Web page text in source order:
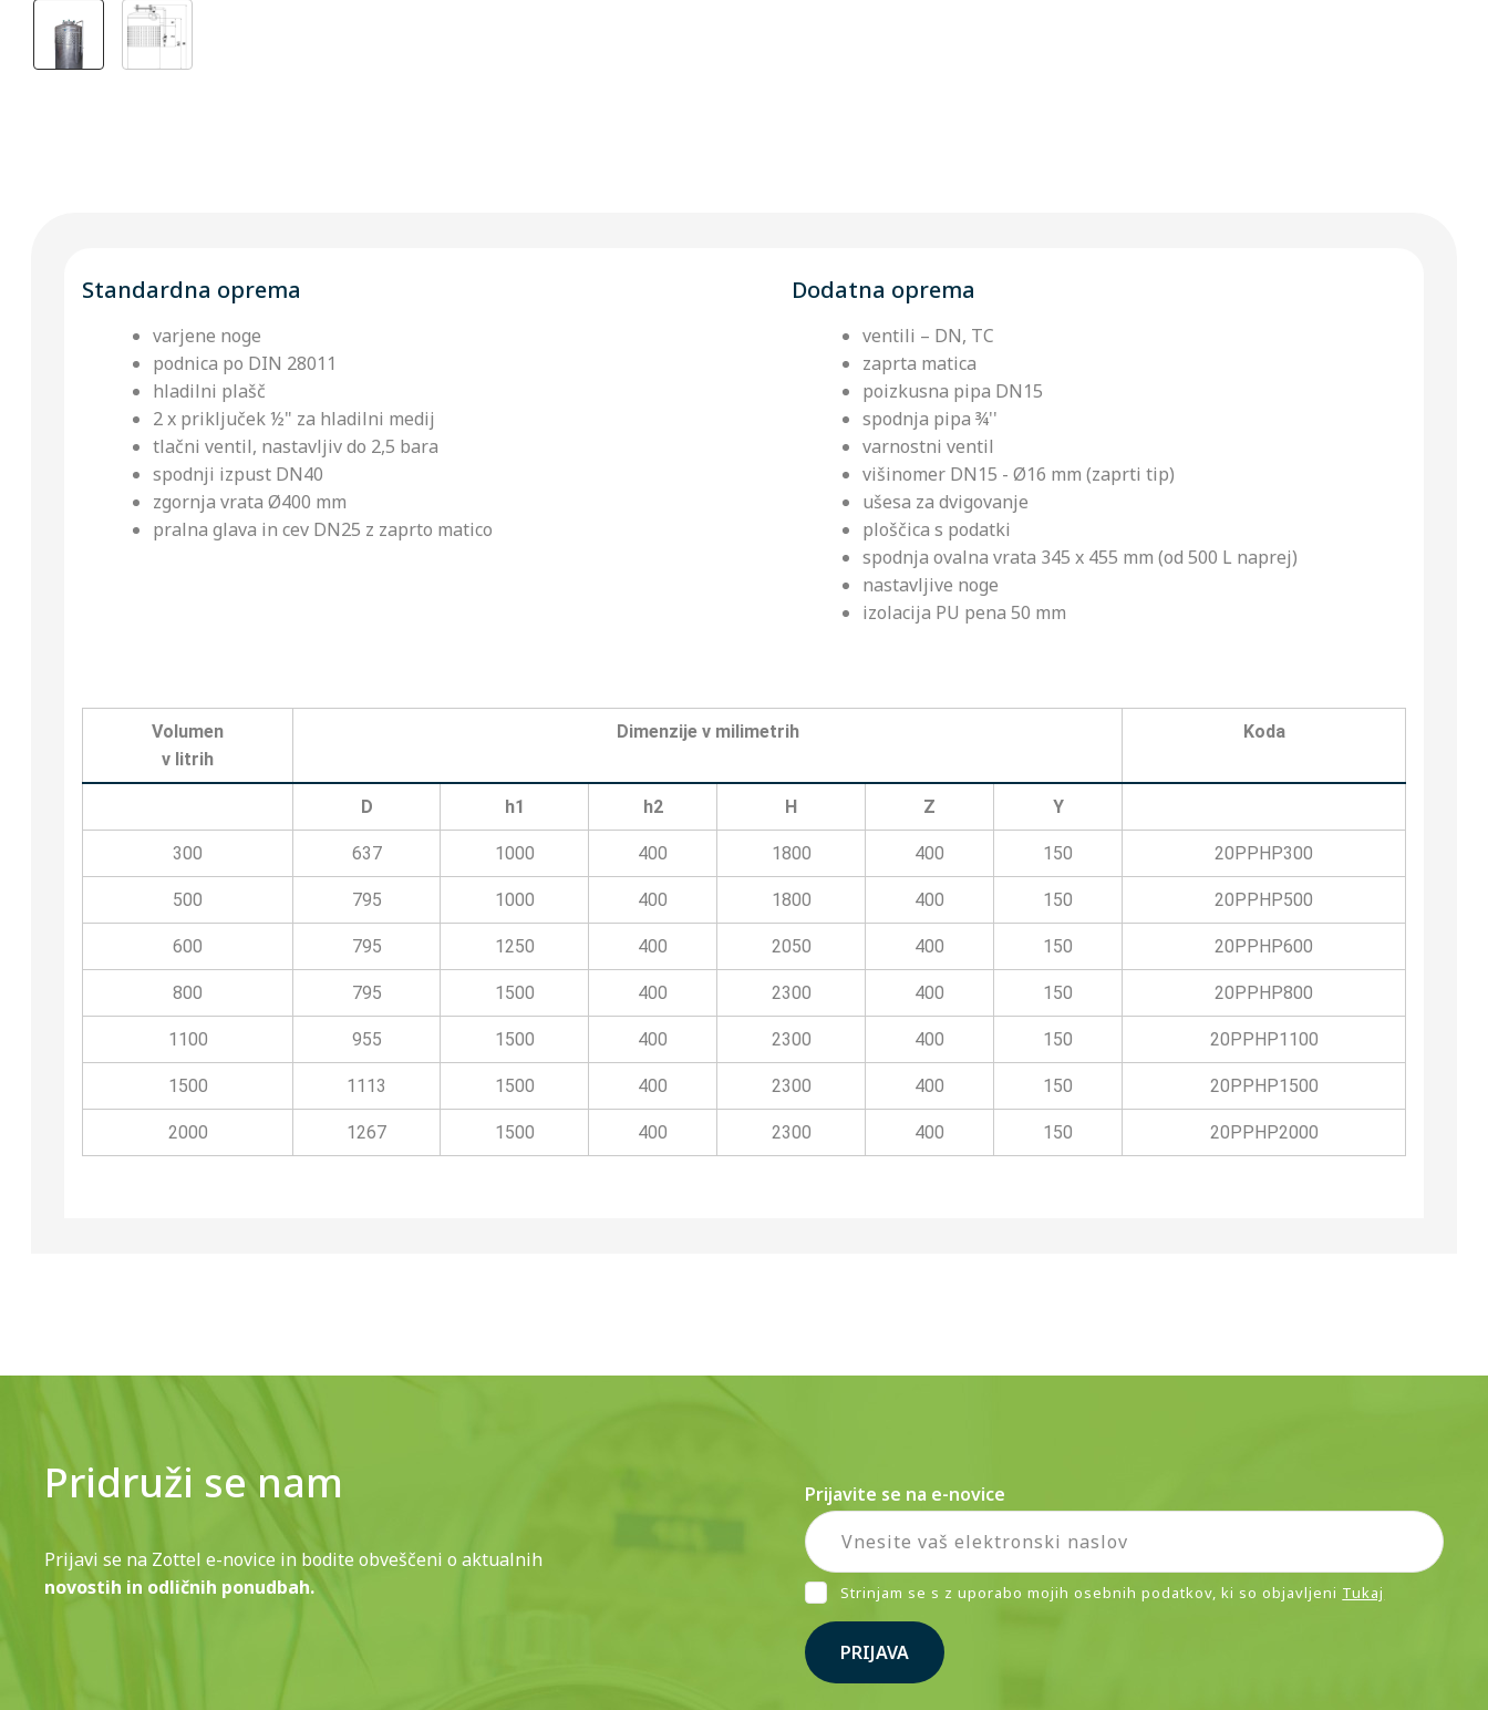
Standardna oprema
varjene noge
podnica po DIN 28011
hladilni plašč
2 x priključek ½" za hladilni medij
tlačni ventil, nastavljiv do 2,5 bara
spodnji izpust DN40
zgornja vrata Ø400 mm
pralna glava in cev DN25 z zaprto matico
Dodatna oprema
ventili – DN, TC
zaprta matica
poizkusna pipa DN15
spodnja pipa ¾''
varnostni ventil
višinomer DN15 - Ø16 mm (zaprti tip)
ušesa za dvigovanje
ploščica s podatki
spodnja ovalna vrata 345 x 455 mm (od 500 L naprej)
nastavljive noge
izolacija PU pena 50 mm
Volumen
v litrih
Dimenzije v milimetrih Koda
D h1 h2 H Z Y
300 637 1000 400 1800 400 150 20PPHP300
500 795 1000 400 1800 400 150 20PPHP500
600 795 1250 400 2050 400 150 20PPHP600
800 795 1500 400 2300 400 150 20PPHP800
1100 955 1500 400 2300 400 150 20PPHP1100
1500 1113 1500 400 2300 400 150 20PPHP1500
2000 1267 1500 400 2300 400 150 20PPHP2000
Pridruži se nam
Prijavi se na Zottel e-novice in bodite obveščeni o aktualnih
novostih in odličnih ponudbah.
Prijavite se na e-novice
Strinjam se s z uporabo mojih osebnih podatkov, ki so objavljeni Tukaj
PRIJAVA